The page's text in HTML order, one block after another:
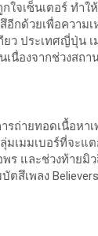
ใจเซ็นเตอร์ ทำ
กด้วยเพื่อความ
ว ประเทศญี่ปุ่น
นื่องจากช่วงสถา
ยทอดเนื้อหาเพ
เมมเบอร์ที่จะ
ร และช่วงท้าย
ตสึเพลง